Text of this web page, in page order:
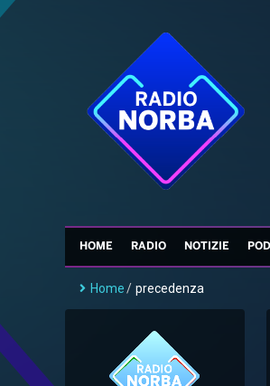
HOME RADIO NOTIZIE
Home/ precedenza